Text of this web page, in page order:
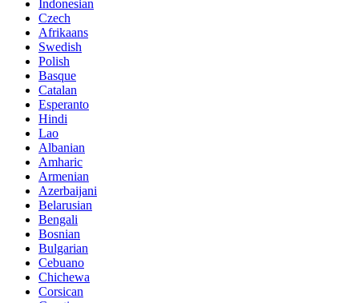
Indonesian
Czech
Afrikaans
Swedish
Polish
Basque
Catalan
Esperanto
Hindi
Lao
Albanian
Amharic
Armenian
Azerbaijani
Belarusian
Bengali
Bosnian
Bulgarian
Cebuano
Chichewa
Corsican